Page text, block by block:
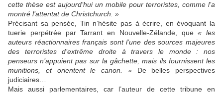
cette thèse est aujourd’hui un mobile pour terroristes, comme l’a
montré l’attentat de Christchurch. »
Précisant sa pensée, Tin n’hésite pas à écrire, en évoquant la
tuerie perpétrée par Tarrant en Nouvelle-Zélande, que« les
auteurs réactionnaires français sont l’une des sources majeures
des terroristes d’extrême droite à travers le monde : nos
penseurs n’appuient pas sur la gâchette, mais ils fournissent les
munitions, et orientent le canon. »De belles perspectives
judiciaires…
Mais aussi parlementaires, car l’auteur de cette tribune en